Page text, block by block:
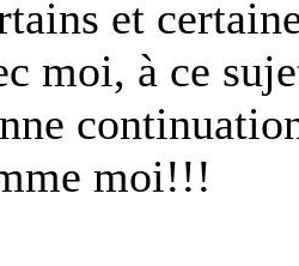
et
moi, à ce
moi!!!